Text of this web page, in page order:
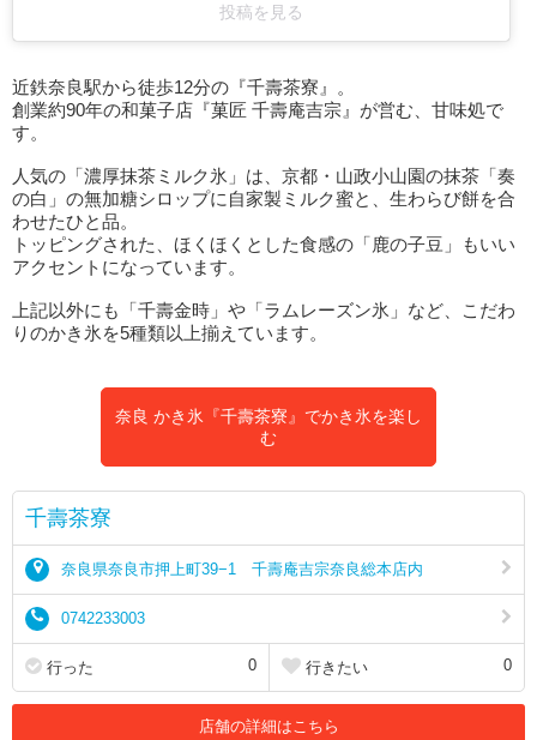
投稿を見る
近鉄奈良駅から徒歩12分の『千壽茶寮』。
創業約90年の和菓子店『菓匠 千壽庵吉宗』が営む、甘味処で
す。
人気の「濃厚抹茶ミルク氷」は、京都・山政小山園の抹茶「奏
の白」の無加糖シロップに自家製ミルク蜜と、生わらび餅を合
わせたひと品。
トッピングされた、ほくほくとした食感の「鹿の子豆」もいい
アクセントになっています。
上記以外にも「千壽金時」や「ラムレーズン氷」など、こだわ
りのかき氷を5種類以上揃えています。
奈良 かき氷『千壽茶寮』でかき氷を楽し
む
千壽茶寮
奈良県奈良市押上町39−1 千壽庵吉宗奈良総本店内
0742233003
行った 0 行きたい 0
店舗の詳細はこちら